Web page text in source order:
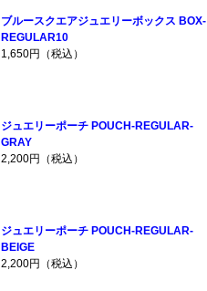
ブルースクエアジュエリーボックス BOX-
REGULAR10
1,650円（税込）
ジュエリーポーチ POUCH-REGULAR-
GRAY
2,200円（税込）
ジュエリーポーチ POUCH-REGULAR-
BEIGE
2,200円（税込）